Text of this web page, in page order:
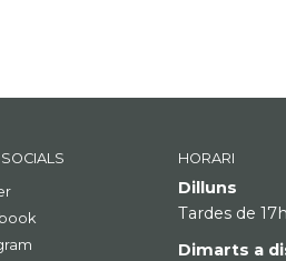
HORARI
Dilluns
Tardes de
Dimarts a